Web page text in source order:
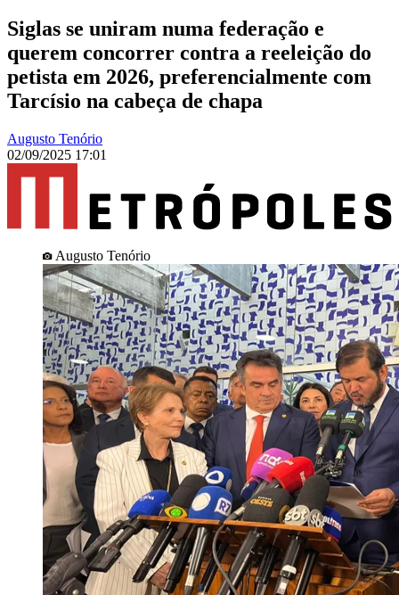
Siglas se uniram numa federação e
querem concorrer contra a reeleição do
petista em 2026, preferencialmente com
Tarcísio na cabeça de chapa
Augusto Tenório
02/09/2025 17:01
Augusto Tenório